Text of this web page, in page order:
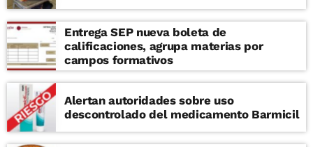
Entrega SEP nueva boleta de
calificaciones, agrupa materias por
campos formativos
Alertan autoridades sobre uso
descontrolado del medicamento Barmicil